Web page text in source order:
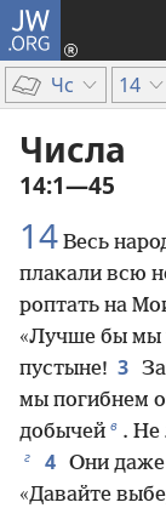
JW.ORG
Чс 14
Числа
14:1—45
14 Весь
плакали всю
роптать на
«Лучше бы мы
пустыне! 3
мы погибнем
добычей в . Не
г 4 Они даже
«Давайте